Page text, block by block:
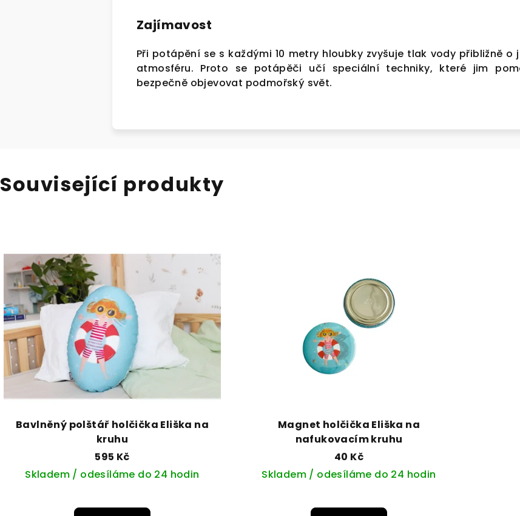
Zajímavost
Při potápění se s každými 10 metry hloubky zvyšuje tlak vody přibližně o
atmosféru. Proto se potápěči učí speciální techniky, které jim
bezpečně objevovat podmořský svět.
Související produkty
Bavlněný polštář holčička Eliška na
kruhu
595 Kč
Skladem / odesíláme do 24 hodin
Magnet holčička Eliška na
nafukovacím kruhu
40 Kč
Skladem / odesíláme do 24 hodin